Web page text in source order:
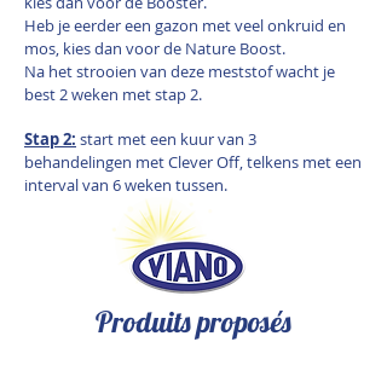
Heb je eerder een gazon met veel onkruid en
mos, kies dan voor de Nature Boost.
Na het strooien van deze meststof wacht je
best 2 weken met stap 2.
Stap 2: start met een kuur van 3
behandelingen met Clever Off, telkens met een
interval van 6 weken tussen.
Produits proposés